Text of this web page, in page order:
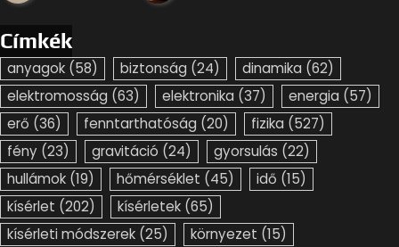
Címkék
anyagok (58) biztonság (24) dinamika (62)
elektromosság (63) elektronika (37) energia (57)
erő (36) fenntarthatóság (20) fizika (527)
fény (23) gravitáció (24) gyorsulás (22)
hullámok (19) hőmérséklet (45) idő (15)
kísérlet (202) kísérletek (65)
kísérleti módszerek (25) környezet (15)